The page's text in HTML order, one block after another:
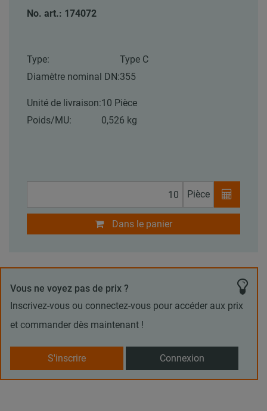
No. art.: 174072
Type:
Type C
Diamètre nominal DN:355
Unité de livraison:10 Pièce
Poids/MU:
0,526 kg
Pièce
Dans le panier
Vous ne voyez pas de prix ?
Inscrivez-vous ou connectez-vous pour accéder aux prix
et commander dès maintenant !
S'inscrire Connexion